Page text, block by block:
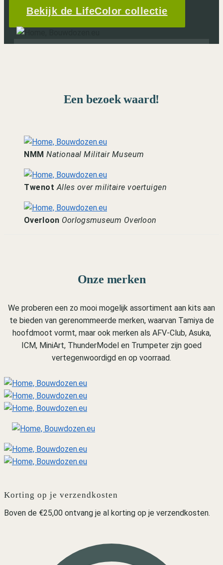
Bekijk de LifeColor collectie
Een bezoek waard!
NMM Nationaal Militair Museum
Twenot Alles over militaire voertuigen
Overloon Oorlogsmuseum Overloon
Onze merken
We proberen een zo mooi mogelijk assortiment aan kits aan
te bieden van gerenommeerde merken, waarvan Tamiya de
hoofdmoot vormt, maar ook merken als AFV-Club, Asuka,
ICM, MiniArt, ThunderModel en Trumpeter zijn goed
vertegenwoordigd en op voorraad.
Korting op je verzendkosten
Boven de €25,00 ontvang je al korting op je verzendkosten.